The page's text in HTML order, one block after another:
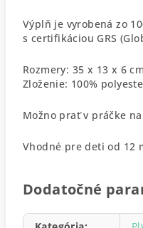
Výplň je vyrobená zo
s certifikáciou GRS
Rozmery: 35 x 13 x 6 cm
Zloženie: 100%
Možno prať v práčke na
Vhodné pre deti od 12
Dodatočné